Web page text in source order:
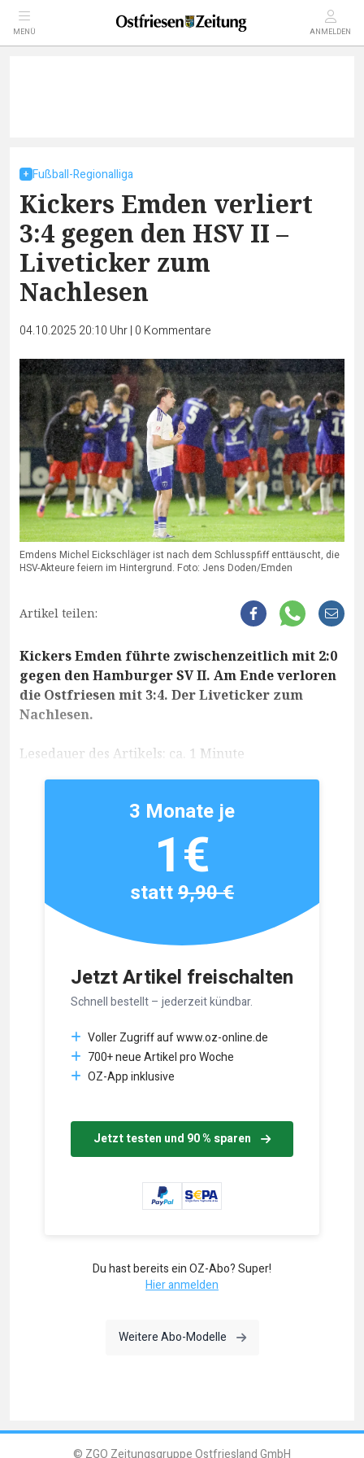
MENÜ ANMELDEN
Fußball-Regionalliga
Kickers Emden verliert
3:4 gegen den HSV II –
Liveticker zum
Nachlesen
04.10.2025 20:10 Uhr| 0 Kommentare
Emdens Michel Eickschläger ist nach dem Schlusspfiff enttäuscht, die
HSV-Akteure feiern im Hintergrund. Foto: Jens Doden/Emden
Artikel teilen:
Kickers Emden führte zwischenzeitlich mit 2:0
gegen den Hamburger SV II. Am Ende verloren
die Ostfriesen mit 3:4. Der Liveticker zum
Nachlesen.
Lesedauer des Artikels: ca. 1 Minute
Jetzt Artikel freischalten
Schnell bestellt – jederzeit kündbar.
Voller Zugriff auf www.oz-online.de
700+ neue Artikel pro Woche
OZ-App inklusive
Jetzt testen und 90 % sparen
3 Monate je
1€
statt9,90 €
Du hast bereits ein OZ-Abo? Super!
Hier anmelden
Weitere Abo-Modelle
© ZGO Zeitungsgruppe Ostfriesland GmbH